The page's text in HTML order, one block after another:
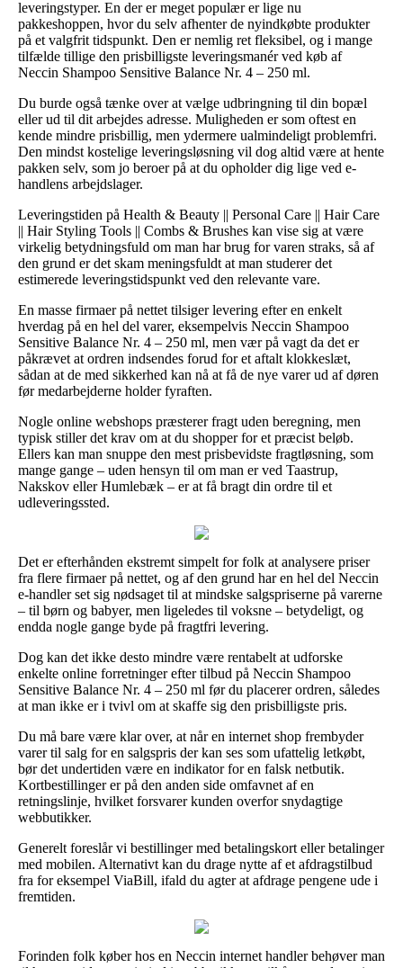
leveringstyper. En der er meget populær er lige nu
pakkeshoppen, hvor du selv afhenter de nyindkøbte produkter
på et valgfrit tidspunkt. Den er nemlig ret fleksibel, og i mange
tilfælde tillige den prisbilligste leveringsmanér ved køb af
Neccin Shampoo Sensitive Balance Nr. 4 – 250 ml.
Du burde også tænke over at vælge udbringning til din bopæl
eller ud til dit arbejdes adresse. Muligheden er som oftest en
kende mindre prisbillig, men ydermere ualmindeligt problemfri.
Den mindst kostelige leveringsløsning vil dog altid være at hente
pakken selv, som jo beroer på at du opholder dig lige ved e-
handlens arbejdslager.
Leveringstiden på Health & Beauty || Personal Care || Hair Care
|| Hair Styling Tools || Combs & Brushes kan vise sig at være
virkelig betydningsfuld om man har brug for varen straks, så af
den grund er det skam meningsfuldt at man studerer det
estimerede leveringstidspunkt ved den relevante vare.
En masse firmaer på nettet tilsiger levering efter en enkelt
hverdag på en hel del varer, eksempelvis Neccin Shampoo
Sensitive Balance Nr. 4 – 250 ml, men vær på vagt da det er
påkrævet at ordren indsendes forud for et aftalt klokkeslæt,
sådan at de med sikkerhed kan nå at få de nye varer ud af døren
før medarbejderne holder fyraften.
Nogle online webshops præsterer fragt uden beregning, men
typisk stiller det krav om at du shopper for et præcist beløb.
Ellers kan man snuppe den mest prisbevidste fragtløsning, som
mange gange – uden hensyn til om man er ved Taastrup,
Nakskov eller Humlebæk – er at få bragt din ordre til et
udleveringssted.
Det er efterhånden ekstremt simpelt for folk at analysere priser
fra flere firmaer på nettet, og af den grund har en hel del Neccin
e-handler set sig nødsaget til at mindske salgspriserne på varerne
– til børn og babyer, men ligeledes til voksne – betydeligt, og
endda nogle gange byde på fragtfri levering.
Dog kan det ikke desto mindre være rentabelt at udforske
enkelte online forretninger efter tilbud på Neccin Shampoo
Sensitive Balance Nr. 4 – 250 ml før du placerer ordren, således
at man ikke er i tvivl om at skaffe sig den prisbilligste pris.
Du må bare være klar over, at når en internet shop frembyder
varer til salg for en salgspris der kan ses som ufattelig letkøbt,
bør det undertiden være en indikator for en falsk netbutik.
Kortbestillinger er på den anden side omfavnet af en
retningslinje, hvilket forsvarer kunden overfor snydagtige
webbutikker.
Generelt foreslår vi bestillinger med betalingskort eller betalinger
med mobilen. Alternativt kan du drage nytte af et afdragstilbud
fra for eksempel ViaBill, ifald du agter at afdrage pengene ude i
fremtiden.
Forinden folk køber hos en Neccin internet handler behøver man